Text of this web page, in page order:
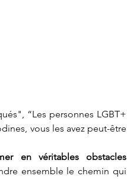
“Les personnes LGBT+
vous les avez peut-être
en véritables obstacles
ensemble le chemin qui